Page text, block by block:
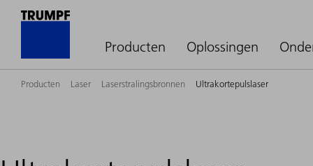
Producten Oplossingen
Producten Laser Laserstralingsbronnen Ultrakortepulslaser